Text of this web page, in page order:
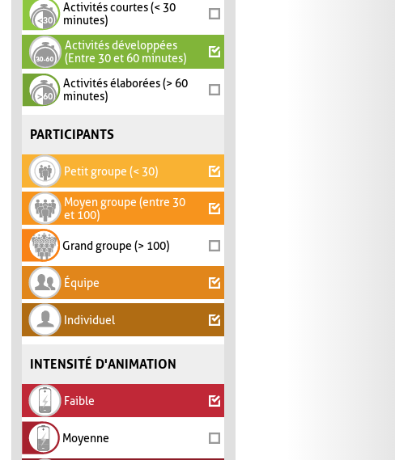
Activités courtes (< 30
minutes)
Activités développées
(Entre 30 et 60 minutes)
Activités élaborées (> 60
minutes)
PARTICIPANTS
Petit groupe (< 30)
Moyen groupe (entre 30
et 100)
Grand groupe (> 100)
Équipe
Individuel
INTENSITÉ D'ANIMATION
Faible
Moyenne